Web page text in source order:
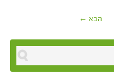
הבא ←